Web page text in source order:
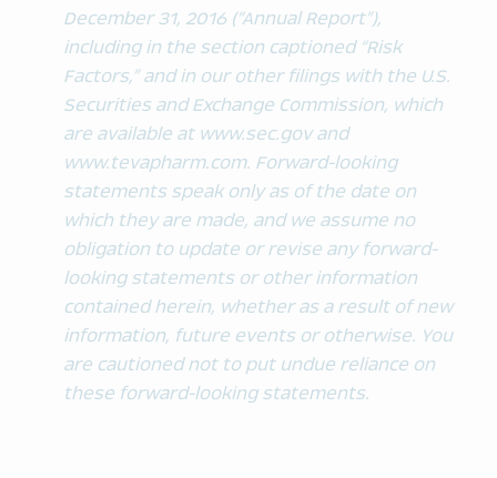
December 31, 2016 (“Annual Report”),
including in the section captioned “Risk
Factors,” and in our other filings with the U.S.
Securities and Exchange Commission, which
are available at www.sec.gov and
www.tevapharm.com. Forward-looking
statements speak only as of the date on
which they are made, and we assume no
obligation to update or revise any forward-
looking statements or other information
contained herein, whether as a result of new
information, future events or otherwise. You
are cautioned not to put undue reliance on
these forward-looking statements.